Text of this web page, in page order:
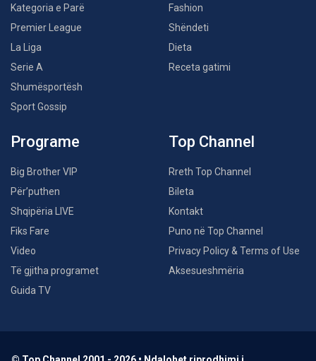
Kategoria e Parë
Premier League
La Liga
Serie A
Shumësportësh
Sport Gossip
Fashion
Shëndeti
Dieta
Receta gatimi
Programe
Big Brother VIP
Për’puthen
Shqipëria LIVE
Fiks Fare
Video
Të gjitha programet
Guida TV
Top Channel
Rreth Top Channel
Bileta
Kontakt
Puno në Top Channel
Privacy Policy & Terms of Use
Aksesueshmëria